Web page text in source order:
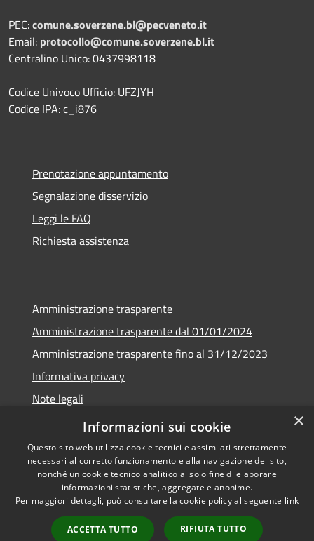
PEC:comune.soverzene.bl@pecveneto.it
Email: protocollo@comune.soverzene.bl.it
Centralino Unico: 0437998118
Codice Univoco Ufficio: UFZJYH
Codice IPA: c_i876
Prenotazione appuntamento
Segnalazione disservizio
Leggi le FAQ
Richiesta assistenza
Amministrazione trasparente
Amministrazione trasparente dal 01/01/2024
Amministrazione trasparente fino al 31/12/2023
Informativa privacy
Note legali
Dichiarazione di accessibilità
Accessibilità
Copyright © 2026 • Comune di
Soverzene • Powered by
Municipium•
Accesso
×
Informazioni sui cookie
Questo sito web utilizza cookie tecnici e assimilati strettamente
necessari al corretto funzionamento e alla navigazione del sito,
nonché un cookie tecnico analitico al solo fine di elaborare
informazioni statistiche, aggregate e anonime.
Per maggiori dettagli, può consultare la cookie policy al seguente link
ACCETTA TUTTO RIFIUTA TUTTO